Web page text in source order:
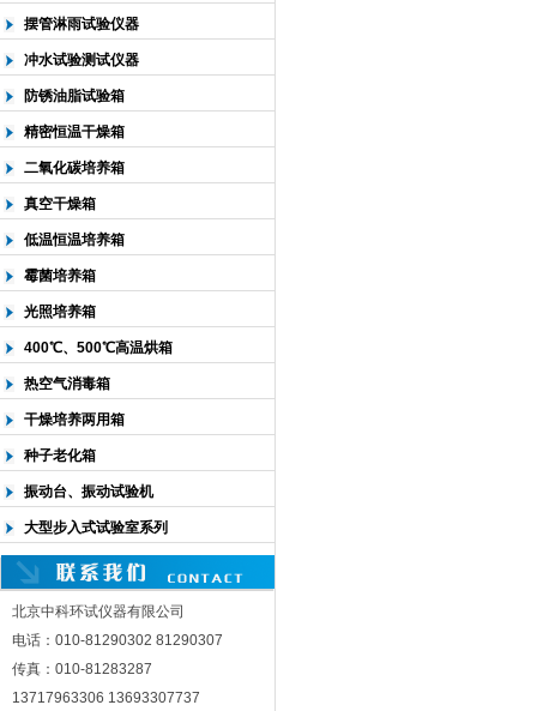
摆管淋雨试验仪器
冲水试验测试仪器
防锈油脂试验箱
精密恒温干燥箱
二氧化碳培养箱
真空干燥箱
低温恒温培养箱
霉菌培养箱
光照培养箱
400℃、500℃高温烘箱
热空气消毒箱
干燥培养两用箱
种子老化箱
振动台、振动试验机
大型步入式试验室系列
北京中科环试仪器有限公司
电话：010-81290302 81290307
传真：010-81283287
13717963306 13693307737